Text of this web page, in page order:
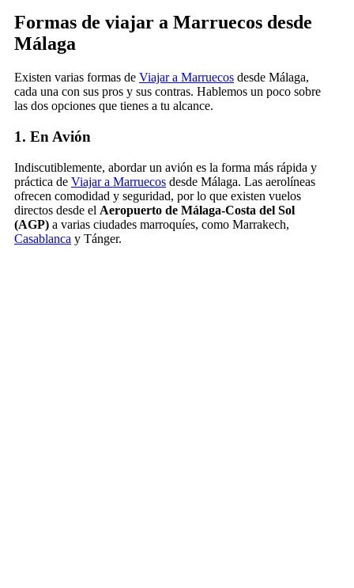
Formas de viajar a Marruecos desde
Málaga
Existen varias formas de Viajar a Marruecos desde Málaga,
cada una con sus pros y sus contras. Hablemos un poco sobre
las dos opciones que tienes a tu alcance.
1. En Avión
Indiscutiblemente, abordar un avión es la forma más rápida y
práctica de Viajar a Marruecos desde Málaga. Las aerolíneas
ofrecen comodidad y seguridad, por lo que existen vuelos
directos desde el Aeropuerto de Málaga-Costa del Sol
(AGP) a varias ciudades marroquíes, como Marrakech,
Casablanca y Tánger.